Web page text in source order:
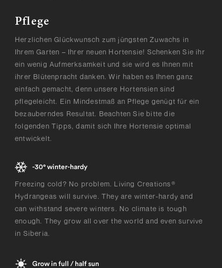
Pflege
Herzlichen Glückwunsch zum jüngsten Zuwachs in
Ihrem Garten – Ihrer neuen Hortensie! Schenken Sie ihr
ein wenig Aufmerksamkeit und sie wird es Ihnen mit
ihrer Blütenpracht danken. Wir haben es Ihnen ganz
einfach gemacht, denn unsere Hortensien sind
pflegeleicht. Ein Mindestmaß an Pflege genügt für ein
bezauberndes Resultat. Beachten Sie bitte die
folgenden Tipps, damit sich Ihre Hortensie optimal
entwickelt.
-30° winter-hardy
Freezing cold? No problem. Living Creations®
Hydrangeas will survive. They are winter-hardy and
can withstand severe winters. No climate is tough
enough. They grow all over the world and even survive
in Siberia.
Grow in full / half sun